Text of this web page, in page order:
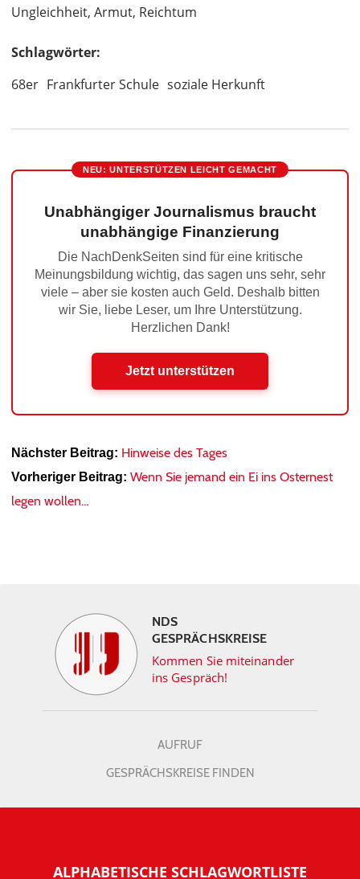
Ungleichheit, Armut, Reichtum
Schlagwörter:
68er Frankfurter Schule soziale Herkunft
NEU: UNTERSTÜTZEN LEICHT GEMACHT
Unabhängiger Journalismus braucht
unabhängige Finanzierung
Die NachDenkSeiten sind für eine kritische
Meinungsbildung wichtig, das sagen uns sehr, sehr
viele – aber sie kosten auch Geld. Deshalb bitten
wir Sie, liebe Leser, um Ihre Unterstützung.
Herzlichen Dank!
Jetzt unterstützen
Nächster Beitrag: Hinweise des Tages
Vorheriger Beitrag: Wenn Sie jemand ein Ei ins Osternest
legen wollen…
NDS
GESPRÄCHSKREISE
Kommen Sie miteinander
ins Gespräch!
AUFRUF
GESPRÄCHSKREISE FINDEN
ALPHABETISCHE SCHLAGWORTLISTE